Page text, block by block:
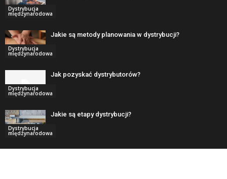
Dystrybucja
międzynarodowa
Dystrybucja
międzynarodowa
Jakie są metody planowania w dystrybucji?
Dystrybucja
międzynarodowa
Jak pozyskać dystrybutorów?
Dystrybucja
międzynarodowa
Jakie są etapy dystrybucji?